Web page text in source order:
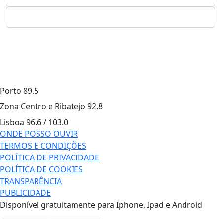
Porto 89.5
Zona Centro e Ribatejo 92.8
Lisboa 96.6 / 103.0
ONDE POSSO OUVIR
TERMOS E CONDIÇÕES
POLÍTICA DE PRIVACIDADE
POLÍTICA DE COOKIES
TRANSPARÊNCIA
PUBLICIDADE
Disponível gratuitamente para Iphone, Ipad e Android